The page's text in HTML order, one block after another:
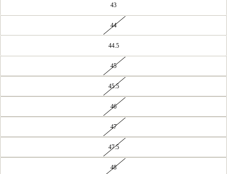
43
44
44.5
45
45.5
46
47
47.5
48